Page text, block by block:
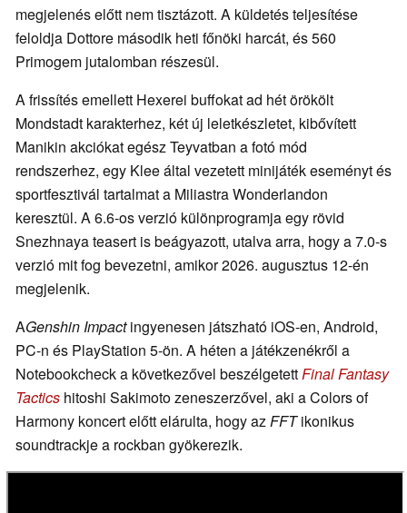
megjelenés előtt nem tisztázott. A küldetés teljesítése
feloldja Dottore második heti főnöki harcát, és 560
Primogem jutalomban részesül.
A frissítés emellett Hexerei buffokat ad hét örökölt
Mondstadt karakterhez, két új leletkészletet, kibővített
Manikin akciókat egész Teyvatban a fotó mód
rendszerhez, egy Klee által vezetett minijáték eseményt és
sportfesztivál tartalmat a Miliastra Wonderlandon
keresztül. A 6.6-os verzió különprogramja egy rövid
Snezhnaya teasert is beágyazott, utalva arra, hogy a 7.0-s
verzió mit fog bevezetni, amikor 2026. augusztus 12-én
megjelenik.
AGenshin Impactingyenesen játszható iOS-en, Android,
PC-n és PlayStation 5-ön. A héten a játékzenékről a
Notebookcheck a következővel beszélgetettFinal Fantasy
Tactics hitoshi Sakimoto zeneszerzővel, aki a Colors of
Harmony koncert előtt elárulta, hogy azFFTikonikus
soundtrackje a rockban gyökerezik.